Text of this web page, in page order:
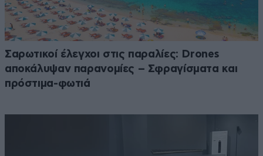
Σαρωτικοί έλεγχοι στις παραλίες: Drones
αποκάλυψαν παρανομίες – Σφραγίσματα και
πρόστιμα-φωτιά